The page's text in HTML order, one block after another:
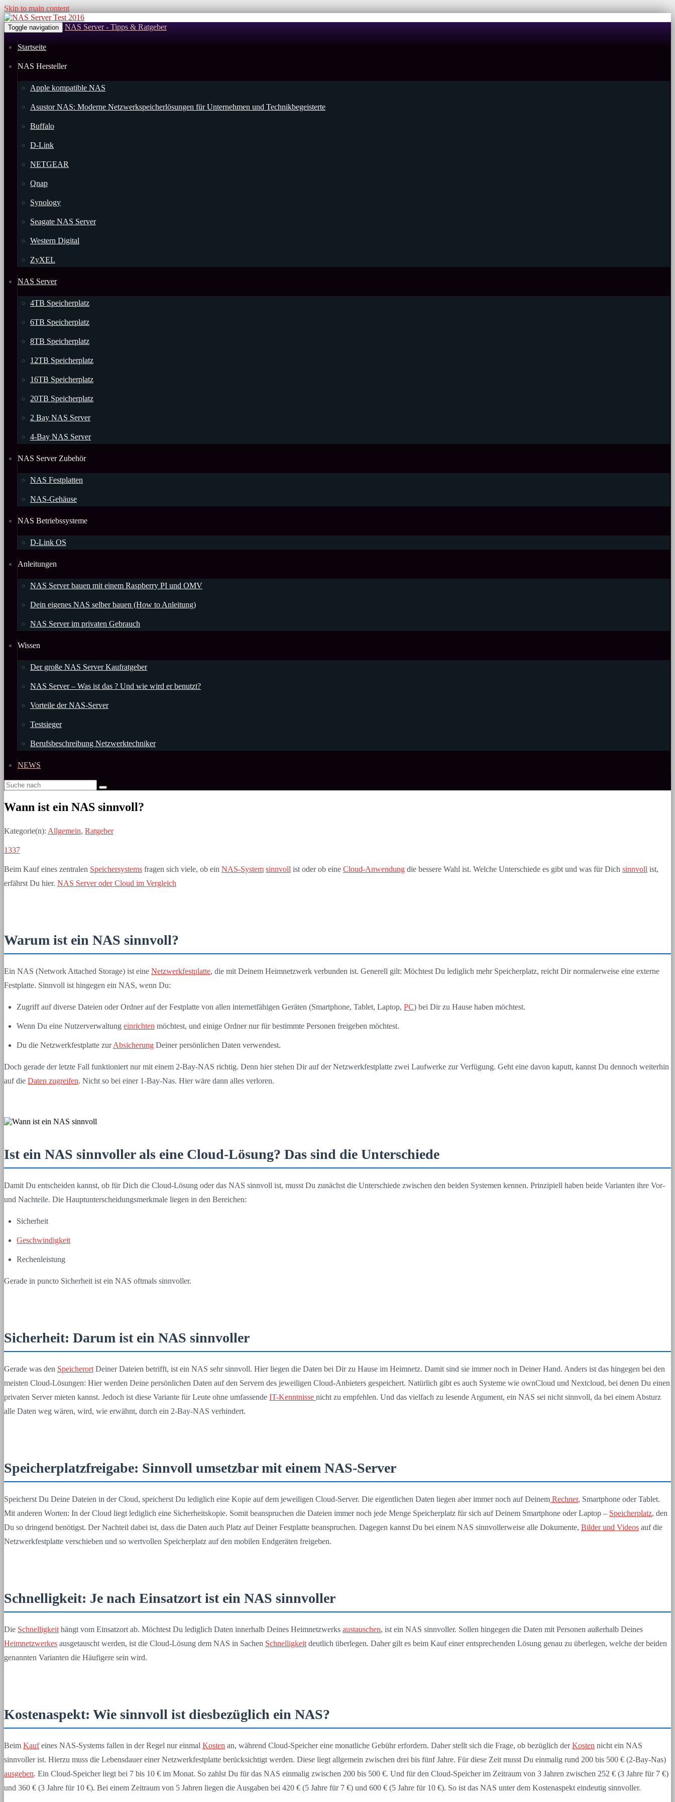
Skip to main content
Toggle navigation NAS Server - Tipps & Ratgeber
Startseite
NAS Hersteller
Apple kompatible NAS
Asustor NAS: Moderne Netzwerkspeicherlösungen für Unternehmen und Technikbegeisterte
Buffalo
D-Link
NETGEAR
Qnap
Synology
Seagate NAS Server
Western Digital
ZyXEL
NAS Server
4TB Speicherplatz
6TB Speicherplatz
8TB Speicherplatz
12TB Speicherplatz
16TB Speicherplatz
20TB Speicherplatz
2 Bay NAS Server
4-Bay NAS Server
NAS Server Zubehör
NAS Festplatten
NAS-Gehäuse
NAS Betriebssysteme
D-Link OS
Anleitungen
NAS Server bauen mit einem Raspberry PI und OMV
Dein eigenes NAS selber bauen (How to Anleitung)
NAS Server im privaten Gebrauch
Wissen
Der große NAS Server Kaufratgeber
NAS Server – Was ist das ? Und wie wird er benutzt?
Vorteile der NAS-Server
Testsieger
Berufsbeschreibung Netzwerktechniker
NEWS
Wann ist ein NAS sinnvoll?
Kategorie(n): Allgemein, Ratgeber
1337
Beim Kauf eines zentralen Speichersystems fragen sich viele, ob ein NAS-System sinnvoll ist oder ob eine Cloud-Anwendung die bessere Wahl ist. Welche Unterschiede es gibt und was für Dich sinnvoll ist,
erfährst Du hier. NAS Server oder Cloud im Vergleich
Warum ist ein NAS sinnvoll?
Ein NAS (Network Attached Storage) ist eine Netzwerkfestplatte, die mit Deinem Heimnetzwerk verbunden ist. Generell gilt: Möchtest Du lediglich mehr Speicherplatz, reicht Dir normalerweise eine externe
Festplatte. Sinnvoll ist hingegen ein NAS, wenn Du:
Zugriff auf diverse Dateien oder Ordner auf der Festplatte von allen internetfähigen Geräten (Smartphone, Tablet, Laptop, PC) bei Dir zu Hause haben möchtest.
Wenn Du eine Nutzerverwaltung einrichten möchtest, und einige Ordner nur für bestimmte Personen freigeben möchtest.
Du die Netzwerkfestplatte zurAbsicherung Deiner persönlichen Daten verwendest.
Doch gerade der letzte Fall funktioniert nur mit einem 2-Bay-NAS richtig. Denn hier stehen Dir auf der Netzwerkfestplatte zwei Laufwerke zur Verfügung. Geht eine davon kaputt, kannst Du dennoch weiterhin
auf die Daten zugreifen. Nicht so bei einer 1-Bay-Nas. Hier wäre dann alles verloren.
Ist ein NAS sinnvoller als eine Cloud-Lösung? Das sind die Unterschiede
Damit Du entscheiden kannst, ob für Dich die Cloud-Lösung oder das NAS sinnvoll ist, musst Du zunächst die Unterschiede zwischen den beiden Systemen kennen. Prinzipiell haben beide Varianten ihre Vor-
und Nachteile. Die Hauptunterscheidungsmerkmale liegen in den Bereichen:
Sicherheit
Geschwindigkeit
Rechenleistung
Gerade in puncto Sicherheit ist ein NAS oftmals sinnvoller.
Sicherheit: Darum ist ein NAS sinnvoller
Gerade was den Speicherort Deiner Dateien betrifft, ist ein NAS sehr sinnvoll. Hier liegen die Daten bei Dir zu Hause im Heimnetz. Damit sind sie immer noch in Deiner Hand. Anders ist das hingegen bei den
meisten Cloud-Lösungen: Hier werden Deine persönlichen Daten auf den Servern des jeweiligen Cloud-Anbieters gespeichert. Natürlich gibt es auch Systeme wie ownCloud und Nextcloud, bei denen Du einen
privaten Server mieten kannst. Jedoch ist diese Variante für Leute ohne umfassende IT-Kenntnisse nicht zu empfehlen. Und das vielfach zu lesende Argument, ein NAS sei nicht sinnvoll, da bei einem Absturz
alle Daten weg wären, wird, wie erwähnt, durch ein 2-Bay-NAS verhindert.
Speicherplatzfreigabe: Sinnvoll umsetzbar mit einem NAS-Server
Speicherst Du Deine Dateien in der Cloud, speicherst Du lediglich eine Kopie auf dem jeweiligen Cloud-Server. Die eigentlichen Daten liegen aber immer noch auf Deinem Rechner, Smartphone oder Tablet.
Mit anderen Worten: In der Cloud liegt lediglich eine Sicherheitskopie. Somit beanspruchen die Dateien immer noch jede Menge Speicherplatz für sich auf Deinem Smartphone oder Laptop – Speicherplatz, den
Du so dringend benötigst. Der Nachteil dabei ist, dass die Daten auch Platz auf Deiner Festplatte beanspruchen. Dagegen kannst Du bei einem NAS sinnvollerweise alle Dokumente, Bilder und Videos auf die
Netzwerkfestplatte verschieben und so wertvollen Speicherplatz auf den mobilen Endgeräten freigeben.
Schnelligkeit: Je nach Einsatzort ist ein NAS sinnvoller
Die Schnelligkeit hängt vom Einsatzort ab. Möchtest Du lediglich Daten innerhalb Deines Heimnetzwerks austauschen, ist ein NAS sinnvoller. Sollen hingegen die Daten mit Personen außerhalb Deines
Heimnetzwerkes ausgetauscht werden, ist die Cloud-Lösung dem NAS in Sachen Schnelligkeit deutlich überlegen. Daher gilt es beim Kauf einer entsprechenden Lösung genau zu überlegen, welche der beiden
genannten Varianten die Häufigere sein wird.
Kostenaspekt: Wie sinnvoll ist diesbezüglich ein NAS?
Beim Kaufeines NAS-Systems fallen in der Regel nur einmal Kosten an, während Cloud-Speicher eine monatliche Gebühr erfordern. Daher stellt sich die Frage, ob bezüglich derKosten nicht ein NAS
sinnvoller ist. Hierzu muss die Lebensdauer einer Netzwerkfestplatte berücksichtigt werden. Diese liegt allgemein zwischen drei bis fünf Jahre. Für diese Zeit musst Du einmalig rund 200 bis 500 € (2-Bay-Nas)
ausgeben. Ein Cloud-Speicher liegt bei 7 bis 10 € im Monat. So zahlst Du für das NAS einmalig zwischen 200 bis 500 €. Und für den Cloud-Speicher im Zeitraum von 3 Jahren zwischen 252 € (3 Jahre für 7 €)
und 360 € (3 Jahre für 10 €). Bei einem Zeitraum von 5 Jahren liegen die Ausgaben bei 420 € (5 Jahre für 7 €) und 600 € (5 Jahre für 10 €). So ist das NAS unter dem Kostenaspekt eindeutig sinnvoller.